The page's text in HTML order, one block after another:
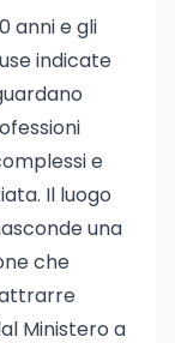
anni e gli
indicate
e
Il luogo
una
che
Ministero a